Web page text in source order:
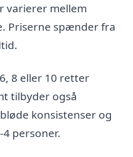
varierer mellem
Priserne spænder fra
8 eller 10 retter
tilbyder også
konsistenser og
personer.